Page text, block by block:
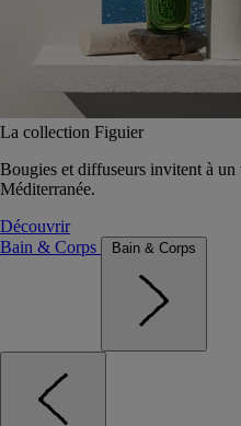
La collection Figuier
Bougies et diffuseurs invitent à
Méditerranée.
Découvrir
Bain & Corps
Bain & Corps